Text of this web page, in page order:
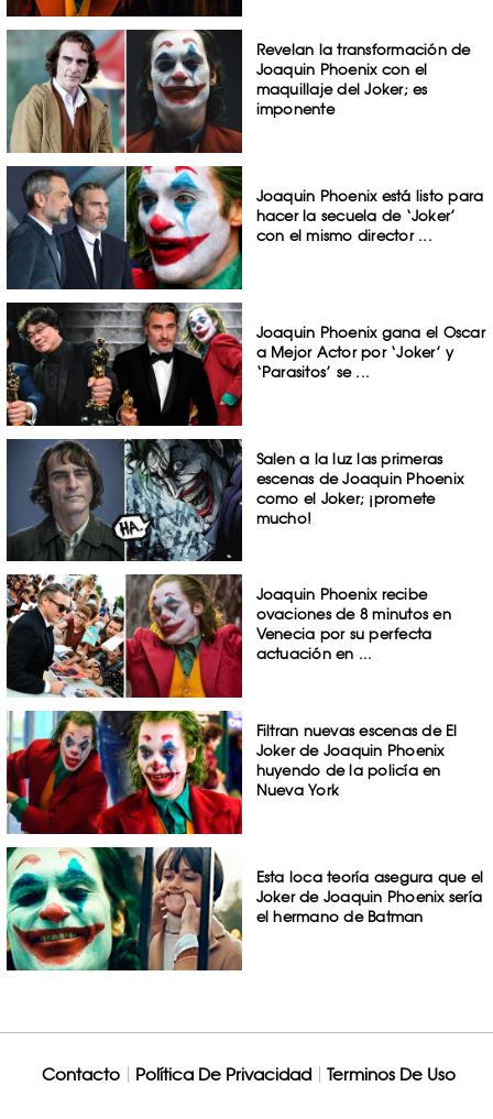
Revelan la transformación de
Joaquin Phoenix con el
maquillaje del Joker; es
imponente
Joaquin Phoenix está listo para
hacer la secuela de ‘Joker’
con el mismo director ...
Joaquin Phoenix gana el Oscar
a Mejor Actor por ‘Joker’ y
‘Parasitos’ se ...
Salen a la luz las primeras
escenas de Joaquin Phoenix
como el Joker; ¡promete
mucho!
Joaquin Phoenix recibe
ovaciones de 8 minutos en
Venecia por su perfecta
actuación en ...
Filtran nuevas escenas de El
Joker de Joaquin Phoenix
huyendo de la policía en
Nueva York
Esta loca teoría asegura que el
Joker de Joaquin Phoenix sería
el hermano de Batman
Contacto Política De Privacidad Terminos De Uso